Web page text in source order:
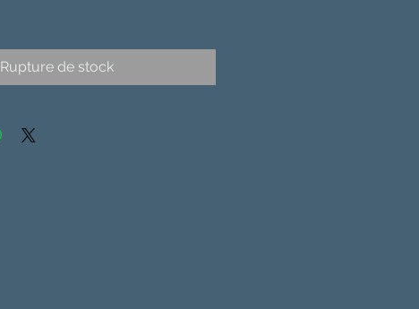
Rupture de stock